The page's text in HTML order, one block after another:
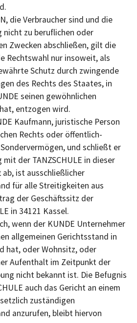
die Verbraucher sind und die
nicht zu beruflichen oder
Zwecken abschließen, gilt die
Rechtswahl nur insoweit, als
Schutz durch zwingende
des Rechts des Staates, in
seinen gewöhnlichen
entzogen wird.
Kaufmann, juristische Person
Rechts oder öffentlich-
und schließt er
mit der TANZSCHULE in dieser
ab, ist ausschließlicher
für alle Streitigkeiten aus
der Geschäftssitz der
in 34121 Kassel.
wenn der KUNDE Unternehmer
allgemeinen Gerichtsstand in
hat, oder Wohnsitz, oder
Aufenthalt im Zeitpunkt der
nicht bekannt ist. Die Befugnis
auch das Gericht an einem
zuständigen
anzurufen, bleibt hiervon